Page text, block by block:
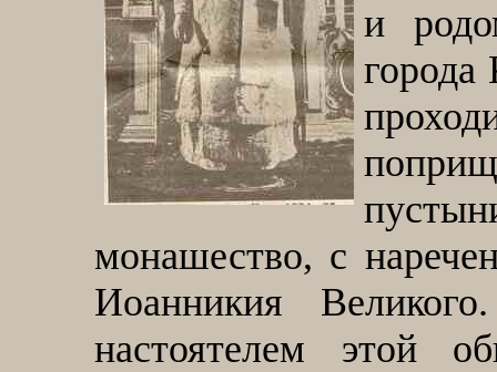
и
города
монашество, с
Иоанникия
настоятелем этой